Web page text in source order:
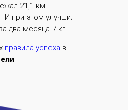
21,1 км
И при этом улучшил
два месяца 7 кг.
правила успеха в
: